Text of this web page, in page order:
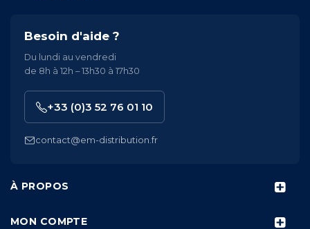
À PROPOS
MON COMPTE
Besoin d'aide ?
Du lundi au vendredi
de 8h à 12h – 13h30 à 17h30
+33 (0)3 52 76 01 10
contact@em-distribution.fr